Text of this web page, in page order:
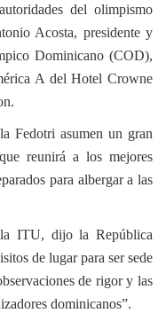
del olimpismo
Acosta, presidente y
Dominicano (COD),
A del Hotel Crowne
Fedotri asumen un gran
reunirá a los mejores
para albergar a las
ITU, dijo la República
de lugar para ser sede
de rigor y las
dominicanos”.